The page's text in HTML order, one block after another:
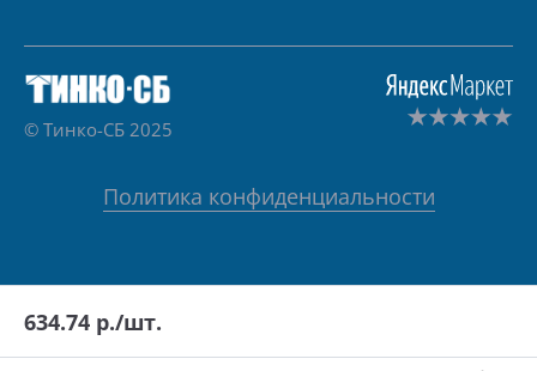
634.74 р./шт.
© Тинко-СБ 2025
Политика конфиденциальности